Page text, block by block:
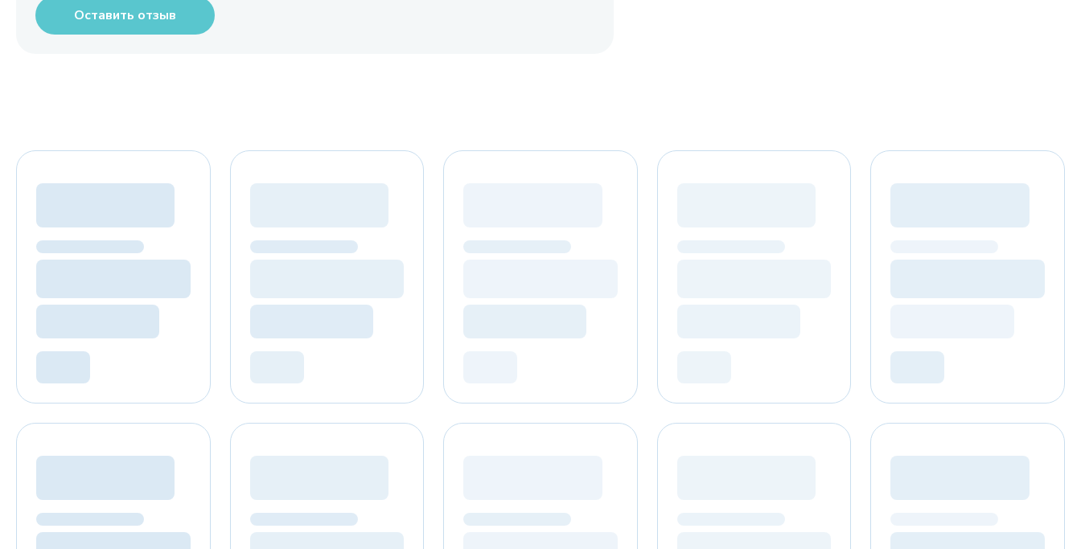
Оставить отзыв